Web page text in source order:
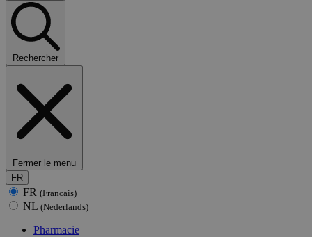
Rechercher
Fermer le menu
FR
FR (Francais)
NL (Nederlands)
Pharmacie